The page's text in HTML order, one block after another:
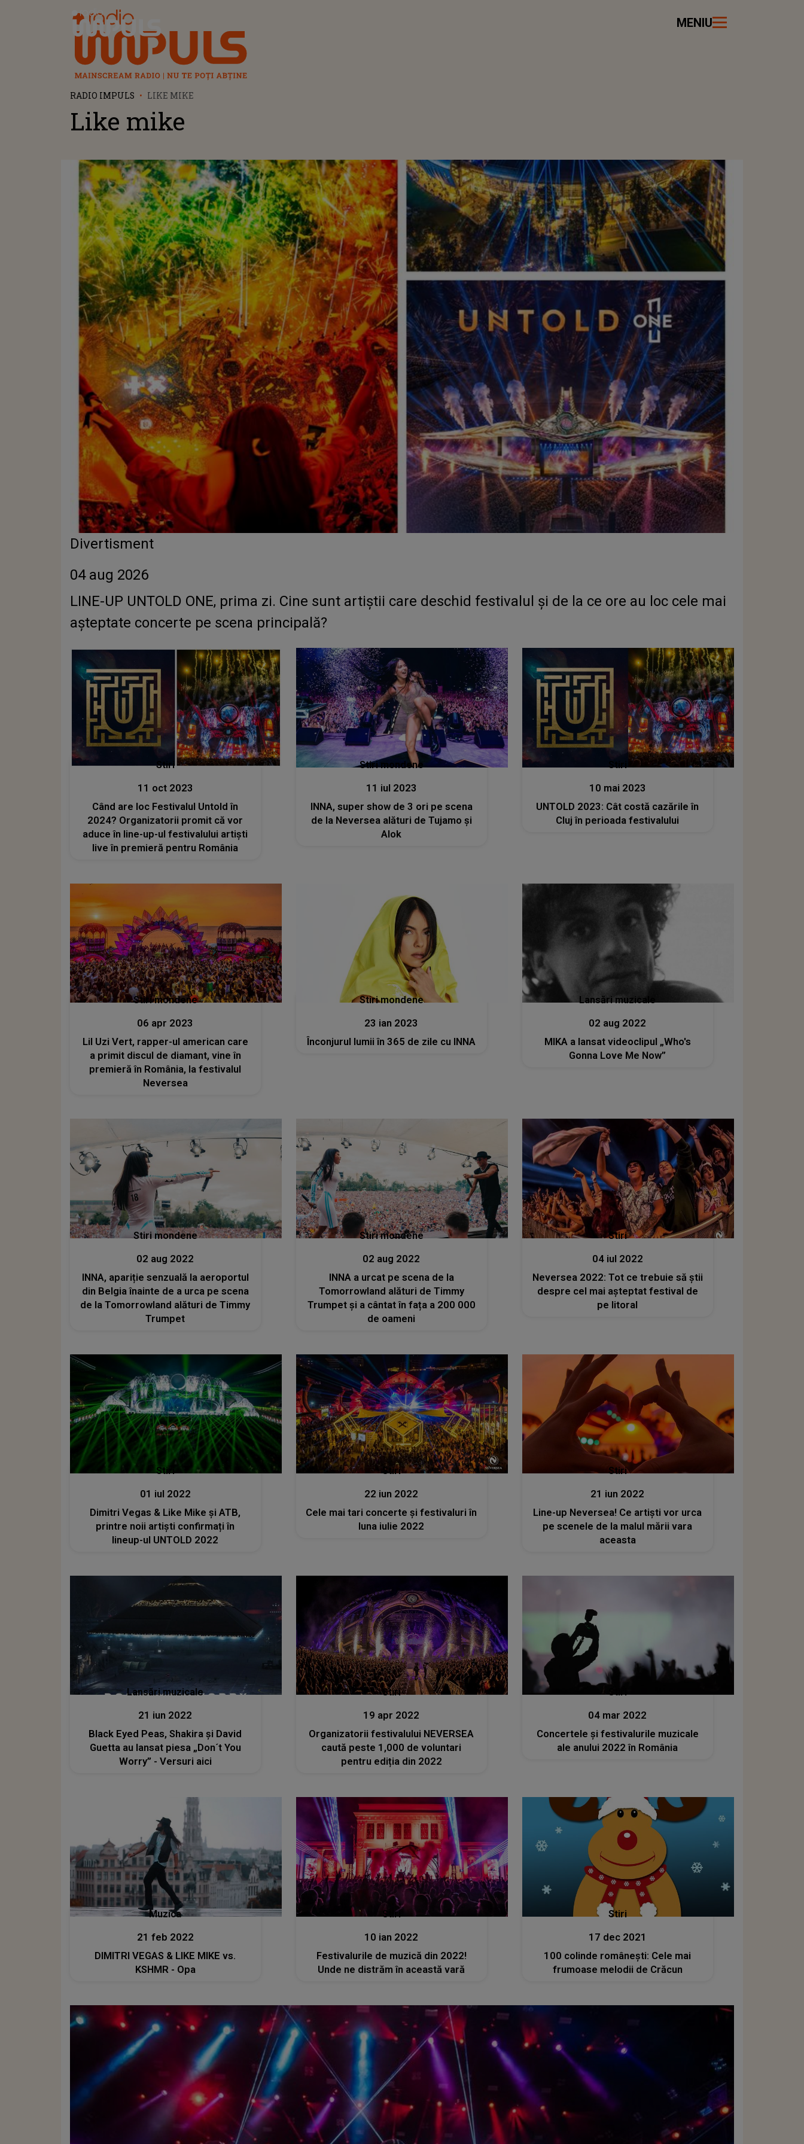
Radio Impuls MENIU
RADIO IMPULS LIKE MIKE
Like mike
Divertisment
04 aug 2026
LINE-UP UNTOLD ONE, prima zi. Cine sunt artiștii care deschid festivalul și de la ce ore au loc cele mai
așteptate concerte pe scena principală?
Stiri
11 oct 2023
Când are loc Festivalul Untold în
2024? Organizatorii promit că vor
aduce în line-up-ul festivalului artiști
live în premieră pentru România
Stiri mondene
11 iul 2023
INNA, super show de 3 ori pe scena
de la Neversea alături de Tujamo și
Alok
10 mai 2023
UNTOLD 2023: Cât costă cazările în
Cluj în perioada festivalului
Stiri mondene
06 apr 2023
Lil Uzi Vert, rapper-ul american care
a primit discul de diamant, vine în
premieră în România, la festivalul
Neversea
Stiri mondene
23 ian 2023
Înconjurul lumii în 365 de zile cu INNA
Lansări muzicale
02 aug 2022
MIKA a lansat videoclipul „Who's
Gonna Love Me Now”
Stiri mondene
02 aug 2022
INNA, apariție senzuală la aeroportul
din Belgia înainte de a urca pe scena
de la Tomorrowland alături de Timmy
Trumpet
Stiri mondene
02 aug 2022
INNA a urcat pe scena de la
Tomorrowland alături de Timmy
Trumpet și a cântat în fața a 200 000
de oameni
Stiri
04 iul 2022
Neversea 2022: Tot ce trebuie să ştii
despre cel mai aşteptat festival de
pe litoral
Stiri
01 iul 2022
Dimitri Vegas & Like Mike și ATB,
printre noii artiști confirmați în
lineup-ul UNTOLD 2022
Stiri
22 iun 2022
Cele mai tari concerte şi festivaluri în
luna iulie 2022
Stiri
21 iun 2022
Line-up Neversea! Ce artiști vor urca
pe scenele de la malul mării vara
aceasta
Lansări muzicale
21 iun 2022
Black Eyed Peas, Shakira și David
Guetta au lansat piesa „Don´t You
Worry” - Versuri aici
Stiri
19 apr 2022
Organizatorii festivalului NEVERSEA
caută peste 1,000 de voluntari
pentru ediția din 2022
Stiri
04 mar 2022
Concertele şi festivalurile muzicale
ale anului 2022 în România
Muzica
21 feb 2022
DIMITRI VEGAS & LIKE MIKE vs.
KSHMR - Opa
Stiri
10 ian 2022
Festivalurile de muzică din 2022!
Unde ne distrăm în această vară
Stiri
17 dec 2021
100 colinde româneşti: Cele mai
frumoase melodii de Crăcun